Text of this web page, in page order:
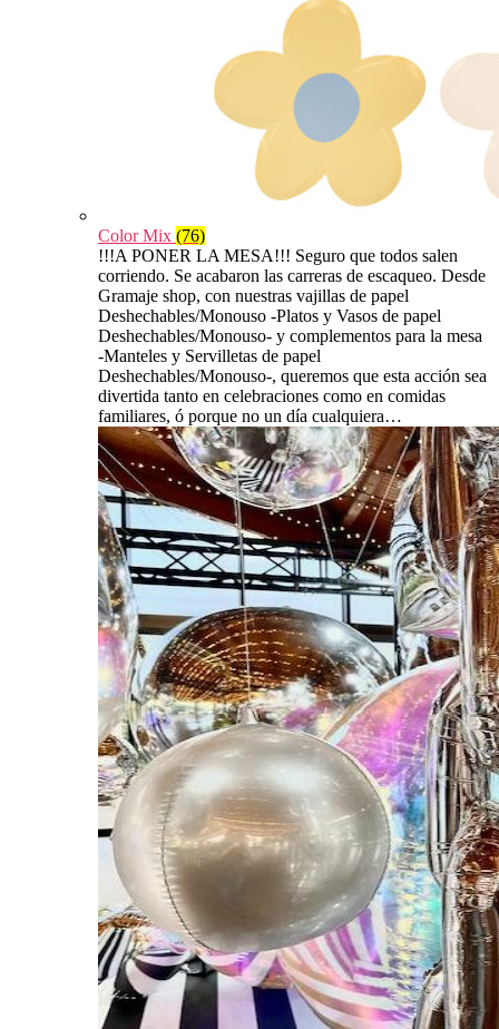
Color Mix (76)
!!!A PONER LA MESA!!! Seguro que todos salen
corriendo. Se acabaron las carreras de escaqueo. Desde
Gramaje shop, con nuestras vajillas de papel
Deshechables/Monouso -Platos y Vasos de papel
Deshechables/Monouso- y complementos para la mesa
-Manteles y Servilletas de papel
Deshechables/Monouso-, queremos que esta acción sea
divertida tanto en celebraciones como en comidas
familiares, ó porque no un día cualquiera…